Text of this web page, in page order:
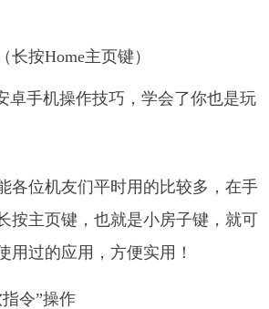
按Home主页键）
各位机友们平时用的比较多，在手
按主页键，也就是小房子键，就可
用过的应用，方便实用！
令”操作